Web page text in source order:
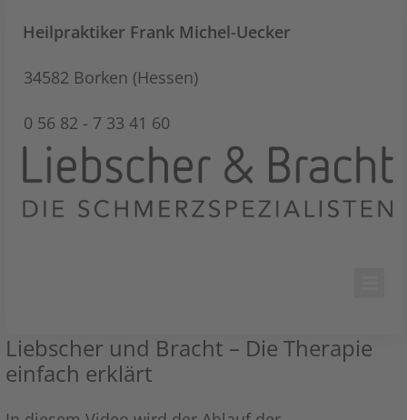
Heilpraktiker Frank Michel-Uecker
34582 Borken (Hessen)
0 56 82 - 7 33 41 60
Liebscher und Bracht – Die Therapie
einfach erklärt